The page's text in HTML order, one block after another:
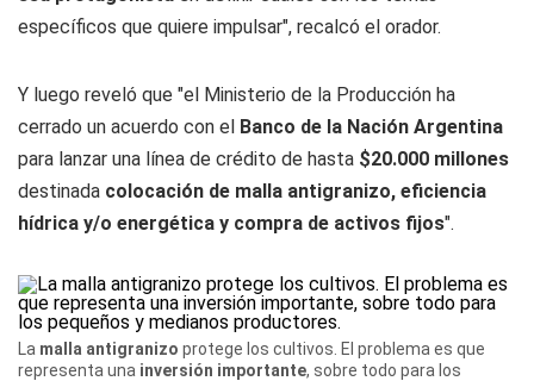
específicos que quiere impulsar", recalcó el orador.
Y luego reveló que "el Ministerio de la Producción ha
cerrado un acuerdo con el Banco de la Nación Argentina
para lanzar una línea de crédito de hasta $20.000 millones
destinada colocación de malla antigranizo, eficiencia
hídrica y/o energética y compra de activos fijos".
La malla antigranizo protege los cultivos. El problema es que
representa una inversión importante, sobre todo para los